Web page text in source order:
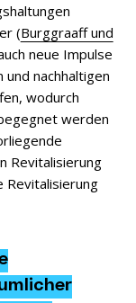
(Burggraaff und
neue Impulse
nachhaltigen
wodurch
werden
Revitalisierung
Revitalisierung